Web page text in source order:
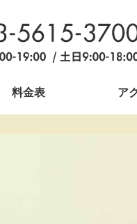
料金表 ア